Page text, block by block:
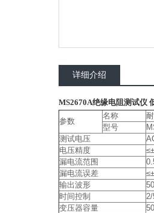
详细介绍
MS2670A绝缘电阻测试仪
参数
名称
型号
测试电压
电压精度
漏电流范围
漏电流误差
输出波形
时间控制
变压器容量